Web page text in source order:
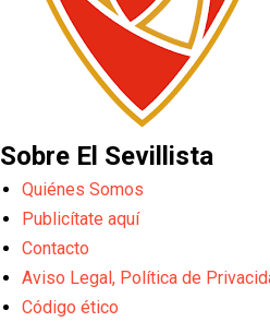
Sobre El Sevillista
Quiénes Somos
Publicítate aquí
Contacto
Aviso Legal, Política de
Código ético